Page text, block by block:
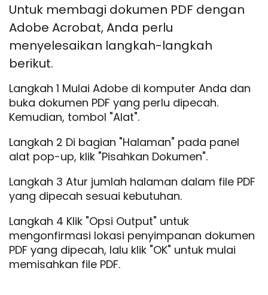
Untuk membagi dokumen PDF dengan
Adobe Acrobat, Anda perlu
menyelesaikan langkah-langkah
berikut.
Langkah 1 Mulai Adobe di komputer Anda dan
buka dokumen PDF yang perlu dipecah.
Kemudian, tombol "Alat".
Langkah 2 Di bagian "Halaman" pada panel
alat pop-up, klik "Pisahkan Dokumen".
Langkah 3 Atur jumlah halaman dalam file PDF
yang dipecah sesuai kebutuhan.
Langkah 4 Klik "Opsi Output" untuk
mengonfirmasi lokasi penyimpanan dokumen
PDF yang dipecah, lalu klik "OK" untuk mulai
memisahkan file PDF.